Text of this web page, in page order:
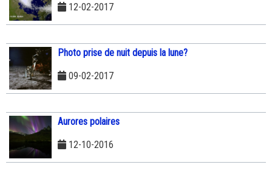
12-02-2017
Photo prise de nuit depuis la lune?
09-02-2017
Aurores polaires
12-10-2016